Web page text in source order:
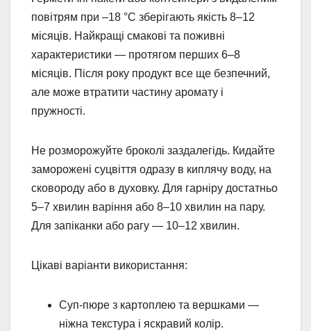
повітрям при –18 °C зберігають якість 8–12
місяців. Найкращі смакові та поживні
характеристики — протягом перших 6–8
місяців. Після року продукт все ще безпечний,
але може втратити частину аромату і
пружності.
Не розморожуйте броколі заздалегідь. Кидайте
заморожені суцвіття одразу в киплячу воду, на
сковороду або в духовку. Для гарніру достатньо
5–7 хвилин варіння або 8–10 хвилин на пару.
Для запіканки або рагу — 10–12 хвилин.
Цікаві варіанти використання:
Суп-пюре з картоплею та вершками —
ніжна текстура і яскравий колір.